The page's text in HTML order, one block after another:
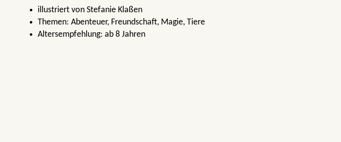
illustriert von Stefanie Klaßen
Themen: Abenteuer, Freundschaft, Magie, Tiere
Altersempfehlung: ab 8 Jahren